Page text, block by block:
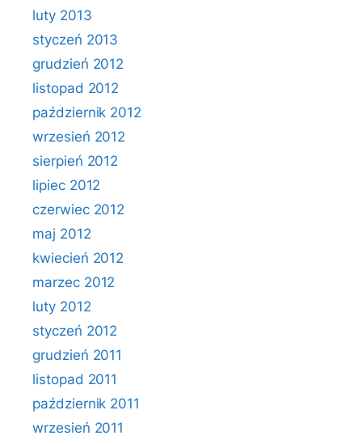
luty 2013
styczeń 2013
grudzień 2012
listopad 2012
październik 2012
wrzesień 2012
sierpień 2012
lipiec 2012
czerwiec 2012
maj 2012
kwiecień 2012
marzec 2012
luty 2012
styczeń 2012
grudzień 2011
listopad 2011
październik 2011
wrzesień 2011